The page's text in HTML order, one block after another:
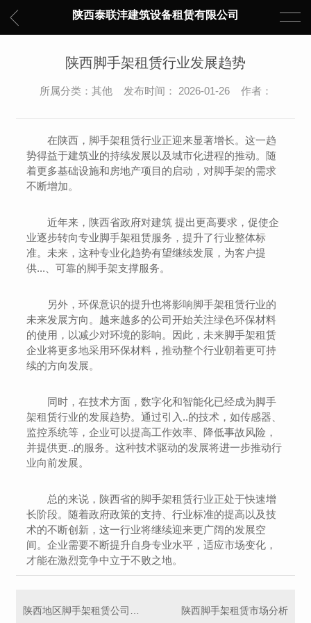
陕西泰联沣建筑设备租赁有限公司
陕西脚手架租赁行业发展趋势
所属分类：其他 发布时间： 2026-01-26 作者：
在陕西，脚手架租赁行业正迎来显著增长。这一趋
势得益于建筑业的持续发展以及城市化进程的推动。随
着更多基础设施和房地产项目的启动，对脚手架的需求
不断增加。
近年来，陕西省政府对建筑 提出更高要求，促使企
业逐步转向专业脚手架租赁服务，提升了行业整体标
准。未来，这种专业化趋势有望继续发展，为客户提
供...、可靠的脚手架支撑服务。
另外，环保意识的提升也将影响脚手架租赁行业的
未来发展方向。越来越多的公司开始关注绿色环保材料
的使用，以减少对环境的影响。因此，未来脚手架租赁
企业将更多地采用环保材料，推动整个行业朝着更可持
续的方向发展。
同时，在技术方面，数字化和智能化已经成为脚手
架租赁行业的发展趋势。通过引入..的技术，如传感器、
监控系统等，企业可以提高工作效率、降低事故风险，
并提供更..的服务。这种技术驱动的发展将进一步推动行
业向前发展。
总的来说，陕西省的脚手架租赁行业正处于快速增
长阶段。随着政府政策的支持、行业标准的提高以及技
术的不断创新，这一行业将继续迎来更广阔的发展空
间。企业需要不断提升自身专业水平，适应市场变化，
才能在激烈竞争中立于不败之地。
陕西脚手架租赁市场分析